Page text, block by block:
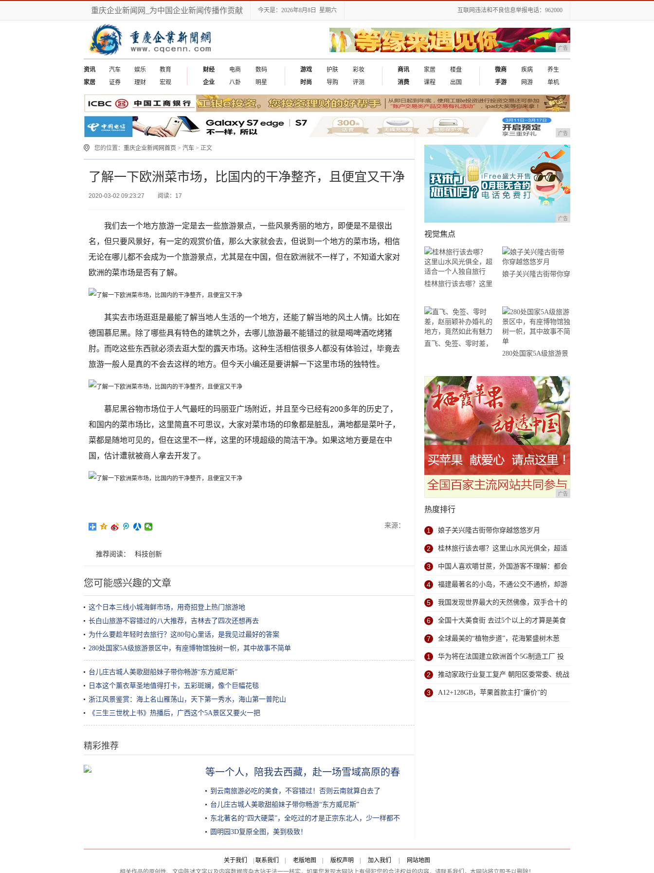
重庆企业新闻网_为中国企业新闻传播作贡献 今天是：2026年8月8日 星期六 互联网违法和不良信息举报电话：962000
广告
资讯 汽车 娱乐
教育
家居
证券 理财 宏观
财经 电商
数码
企业
八卦 明星
游戏 护肤
彩妆
时尚
导购 评测
商讯 家居
楼盘
消费
课程 出国
微商 疾病
养生
手游
网游 单机
广告
您的位置： 重庆企业新闻网首页 > 汽车 > 正文
了解一下欧洲菜市场，比国内的干净整齐，且便宜又干净
2020-03-02 09:23:27 阅读：17
我们去一个地方旅游一定是去一些旅游景点，一些风景秀丽的地方，即便是不是很出
名，但只要风景好，有一定的观赏价值，那么大家就会去，但说到一个地方的菜市场，相信
无论在哪儿都不会成为一个旅游景点，尤其是在中国，但在欧洲就不一样了，不知道大家对
欧洲的菜市场是否有了解。
其实去市场逛逛是最能了解当地人生活的一个地方，还能了解当地的风土人情。比如在
德国慕尼黑。除了哪些具有特色的建筑之外，去哪儿旅游最不能错过的就是喝啤酒吃烤猪
肘。而吃这些东西就必须去逛大型的露天市场。这种生活相信很多人都没有体验过，毕竟去
旅游一般人是真的不会去这样的地方。但今天小编还是要讲解一下这里市场的独特性。
慕尼黑谷物市场位于人气最旺的玛丽亚广场附近，并且至今已经有200多年的历史了，
和国内的菜市场比，这里简直不可思议，大家对菜市场的印象都是脏乱，满地都是菜叶子，
菜都是随地可见的，但在这里不一样，这里的环境超级的简洁干净。如果这地方要是在中
国，估计遭就被商人拿去开发了。
来源：
推荐阅读： 科技创新
您可能感兴趣的文章
这个日本三线小城海鲜市场，用奇招登上热门旅游地
长白山旅游不容错过的八大推荐，吉林去了四次还想再去
为什么要趁年轻时去旅行？这80句心里话，是我见过最好的答案
280处国家5A级旅游景区中，有座博物馆独树一帜，其中故事不简单
台儿庄古城人美歌甜船妹子带你畅游“东方威尼斯”
日本这个薰衣草圣地值得打卡，五彩斑斓，像个巨幅花毯
浙江风景鉴赏：海上名山雁荡山，天下第一秀水，海山第一普陀山
《三生三世枕上书》热播后，广西这个5A景区又要火一把
精彩推荐
娘子关兴隆古街带你穿越悠悠岁月
等一个人，陪我去西藏，赴一场雪域高原的春暖花开
到云南旅游必吃的美食，不容错过！否则云南就算白去了
台儿庄古城人美歌甜船妹子带你畅游“东方威尼斯”
东北著名的“四大硬菜”，全吃过的才是正宗东北人，少一样都不行
圆明园3D复原全图，美到极致！
广告
视觉焦点
桂林旅行该去哪？这里
一个人独自旅行
娘子关兴隆古街带你穿
直飞、免签、零时差，
280处国家5A级旅游景
一帜，其中故事不简单
广告
热度排行
1 娘子关兴隆古街带你穿越悠悠岁月
2 桂林旅行该去哪？这里山水风光俱全，超适
合一个人独自旅行
3 中国人喜欢嚼甘蔗，外国游客不理解：都会
功夫吗？树也能啃
4 福建最著名的小岛，不通公交不通桥，却游
客如云
5 我国发现世界最大的天然佛像，双手合十的
姿态太逼真了
6 全国十大美食街 去过5个以上的才算是美食
家，你去过几个？
7 全球最美的“植物步道”，花海繁盛树木葱
郁，惊艳每一位游客
1 华为将在法国建立欧洲首个5G制造工厂 投
资超2亿欧元
2 推动家政行业复工复产 朝阳区委常委、统战
部长暴剑调研管家帮
3 A12+128GB，苹果首款主打“廉价”的
关于我们 联系我们 老版地图 版权声明 加入我们
网站地图